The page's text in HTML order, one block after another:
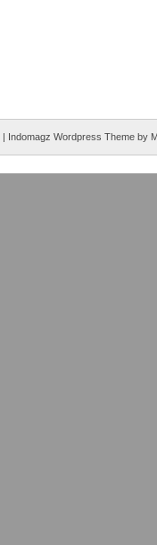
Indomagz Wordpress Theme by
|